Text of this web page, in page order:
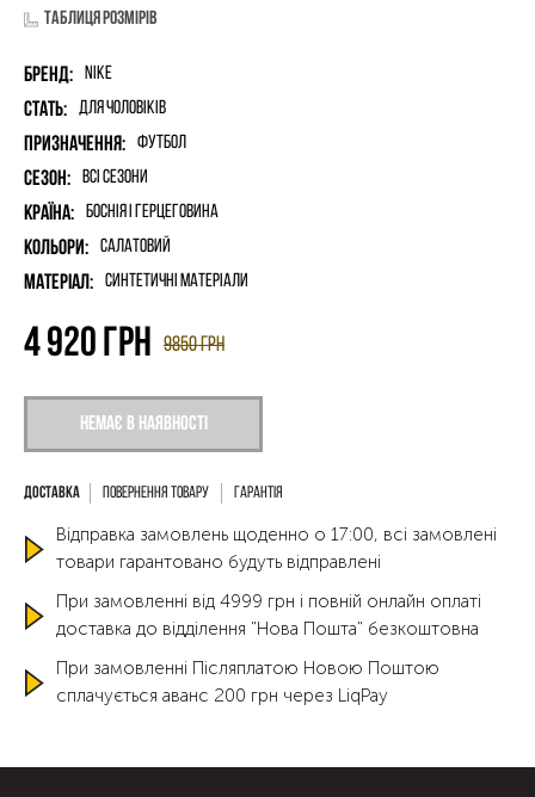
Таблиця розмірів
Бренд: Nike
Стать: для чоловіків
Призначення: Футбол
Сезон: Всі сезони
Країна: Боснія і Герцеговина
Кольори: Салатовий
Матеріал: синтетичні матеріали
Немає в наявності
9850грн
4 920 грн
Повернення товару Гарантія
Відправка замовлень щоденно о 17:00, всі замовлені
товари гарантовано будуть відправлені
При замовленні від 4999 грн і повній онлайн оплаті
доставка до відділення "Нова Пошта" безкоштовна
При замовленні Післяплатою Новою Поштою
сплачується аванс 200 грн через LiqPay